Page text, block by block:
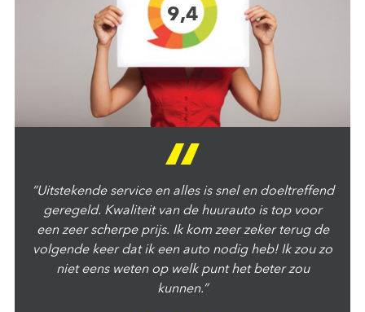
9,4
“Uitstekende service en alles is snel en doeltreffend
geregeld. Kwaliteit van de huurauto is top voor
een zeer scherpe prijs. Ik kom zeer zeker terug de
volgende keer dat ik een auto nodig heb! Ik zou zo
niet eens weten op welk punt het beter zou
kunnen.”